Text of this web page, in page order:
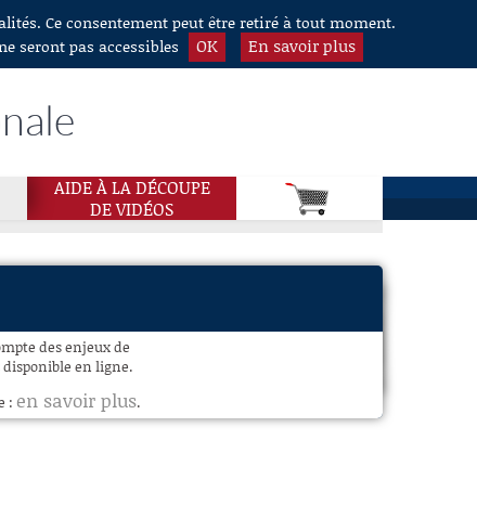
Ce consentement peut être retiré à tout moment.
seront pas accessibles
OK En savoir plus
AIDE À LA DÉCOUPE
DE VIDÉOS
des enjeux de
disponible en ligne.
: en savoir plus.